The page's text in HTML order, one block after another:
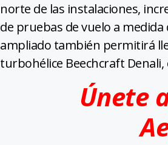
norte de las instalaciones,
de pruebas de vuelo a medida
ampliado también permitirá
turbohélice Beechcraft
Únete